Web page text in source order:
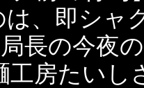
、即シャ
局長の今夜
工房たいし